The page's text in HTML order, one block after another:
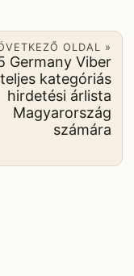
OLDAL »
Germany Viber
teljes kategóriás
hirdetési árlista
Magyarország
számára